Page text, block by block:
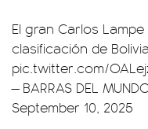
El gran Carlos
clasificación de
pic.twitter.com/
— BARRAS DEL
September 10, 2025